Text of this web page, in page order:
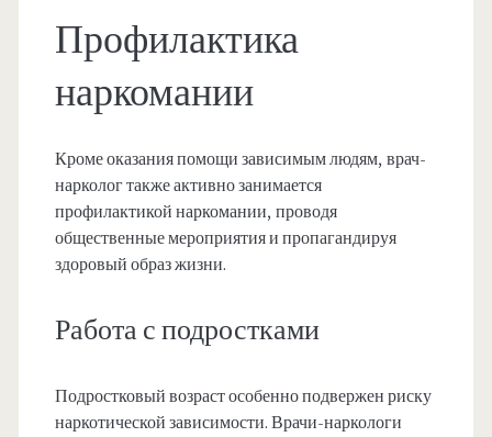
Профилактика
наркомании
Кроме оказания помощи зависимым людям, врач-
нарколог также активно занимается
профилактикой наркомании, проводя
общественные мероприятия и пропагандируя
здоровый образ жизни.
Работа с подростками
Подростковый возраст особенно подвержен риску
наркотической зависимости. Врачи-наркологи